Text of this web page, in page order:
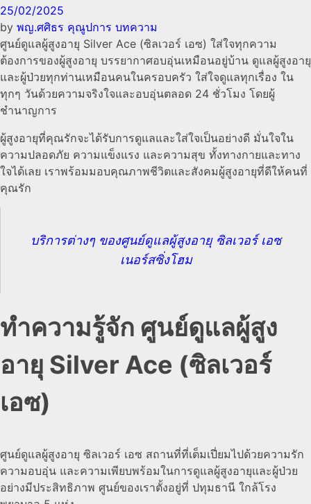
25/02/2025
by พญ.ศศิธร คุณูปการ บทความ
ศูนย์ดูแลผู้สูงอายุ Silver Ace (ซิลเวอร์ เอซ) ใส่ใจทุกความ
ต้องการของผู้สูงอายุ บรรยากาศอบอุ่นเหมือนอยู่บ้าน ดูแลผู้สูงอายุ
และผู้ป่วยทุกท่านเหมือนคนในครอบครัว ใส่ใจดูแลทุกเรื่อง ใน
ทุกๆ วันด้วยความจริงใจและอบอุ่นตลอด 24 ชั่วโมง โดยผู้
ชำนาญการ
ผู้สูงอายุที่คุณรักจะได้รับการดูแลและใส่ใจเป็นอย่างดี มั่นใจใน
ความปลอดภัย ความแข็งแรง และความสุข ทั้งทางกายและทาง
ใจได้เลย เราพร้อมมอบคุณภาพชีวิตและสังคมผู้สูงอายุที่ดีให้คนที่
คุณรัก
บริการต่างๆ ของศูนย์ดูแลผู้สูงอายุ ซิลเวอร์ เอซ
เนอร์สซิ่งโฮม
ทำความรู้จัก ศูนย์ดูแลผู้สูง
อายุ Silver Ace (ซิลเวอร์
เอซ)
ศูนย์ดูแลผู้สูงอายุ ซิลเวอร์ เอซ สถานที่ที่เต็มเปี่ยมไปด้วยความรัก
ความอบอุ่น และความเพียบพร้อมในการดูแลผู้สูงอายุและผู้ป่วย
อย่างมีประสิทธิภาพ ศูนย์ของเราตั้งอยู่ที่ ปทุมธานี ใกล้โรง